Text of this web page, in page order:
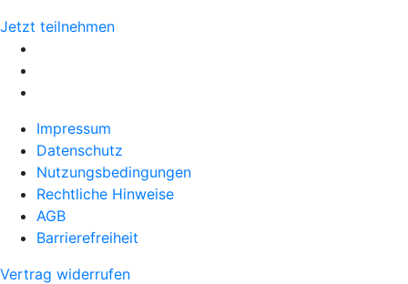
Jetzt teilnehmen
Impressum
Datenschutz
Nutzungsbedingungen
Rechtliche Hinweise
AGB
Barrierefreiheit
Vertrag widerrufen